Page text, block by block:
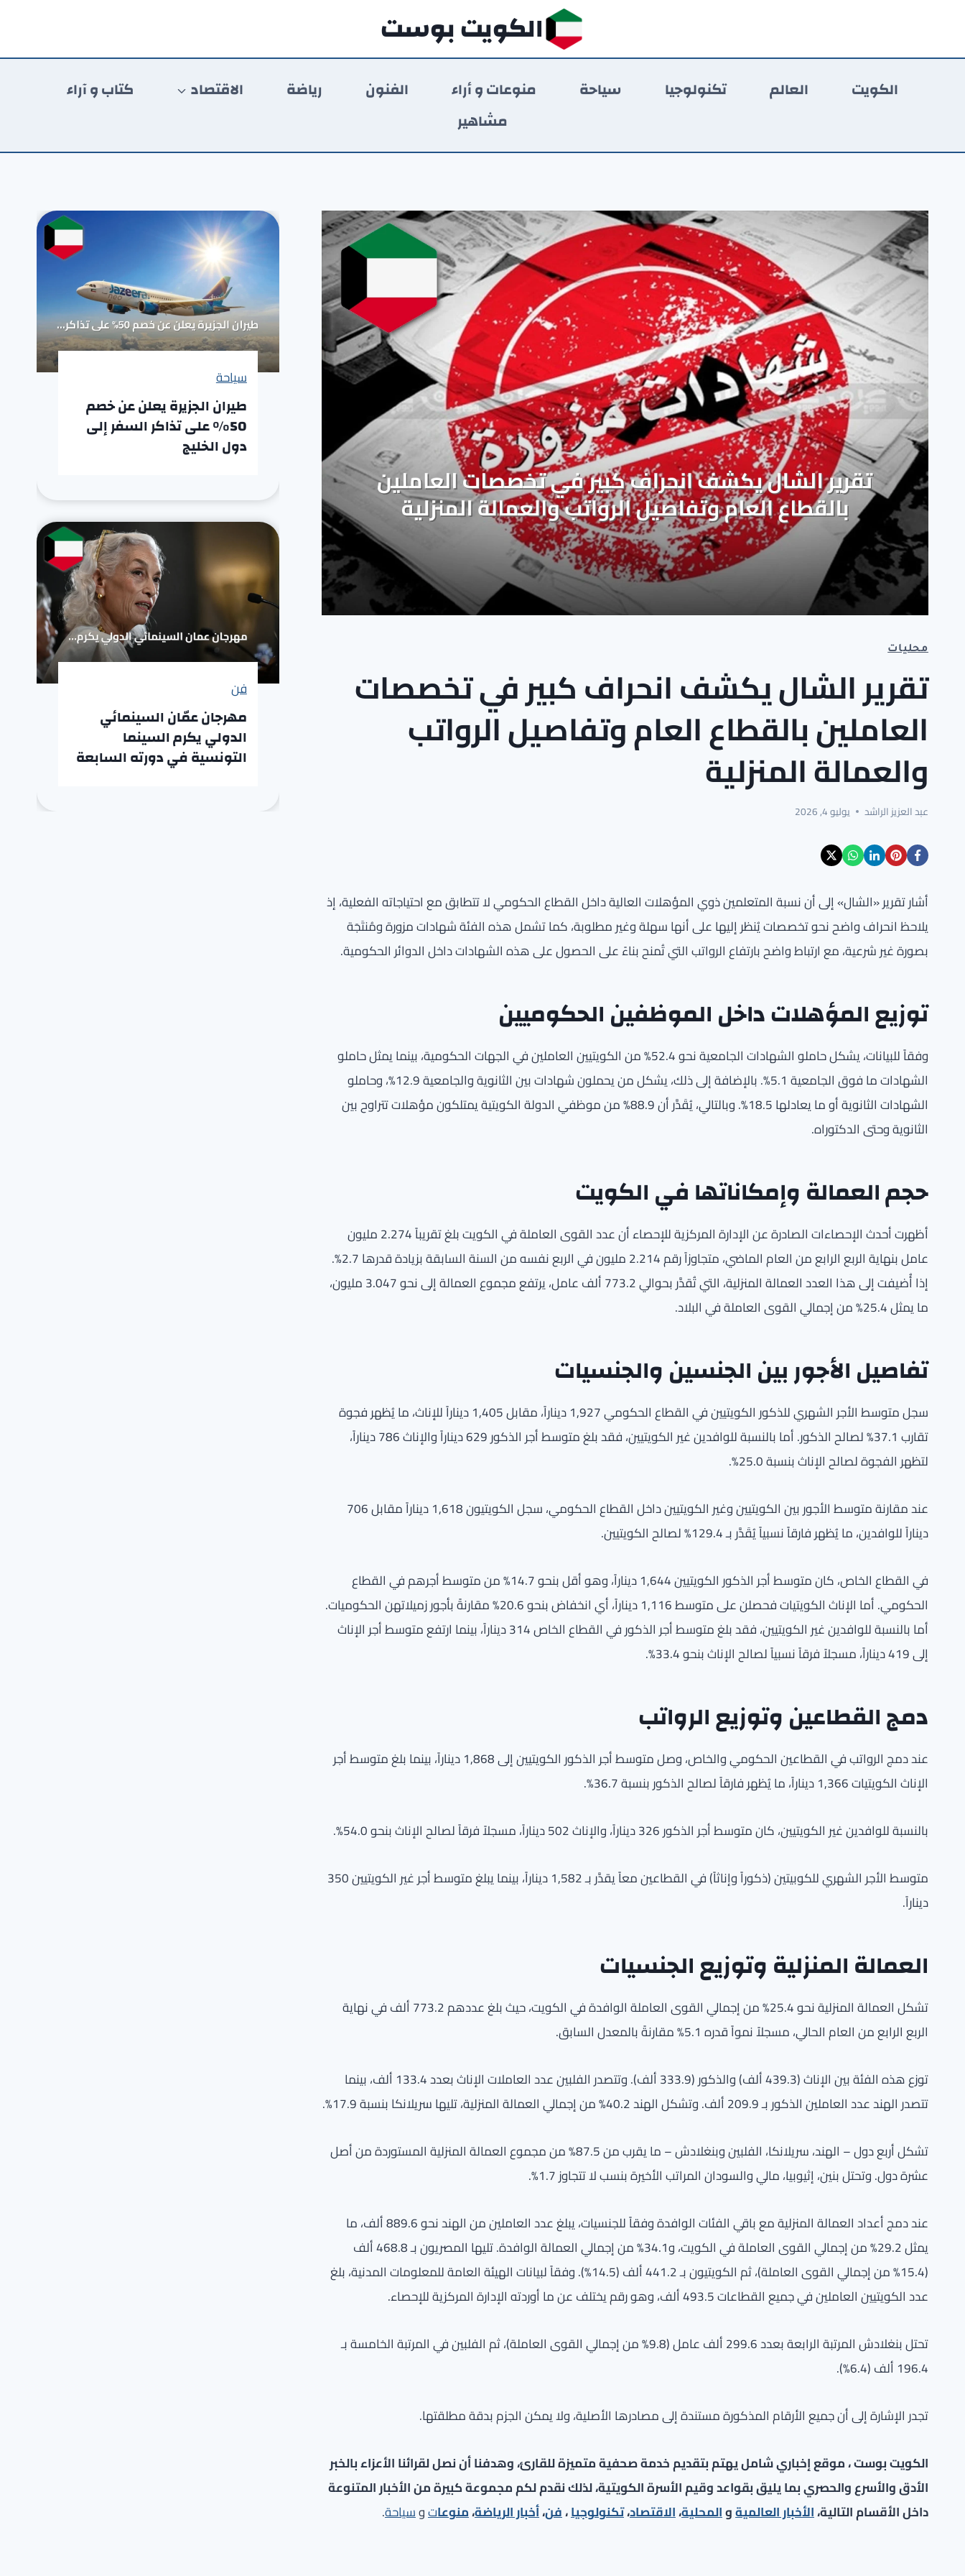
المحتوى
الكويت بوست
الكويت العالم تكنولوجيا سياحة منوعات و أراء الفنون رياضة الاقتصاد
كتاب و آراء
مشاهير
محليات
تقرير الشال يكشف انحراف كبير في تخصصات
العاملين بالقطاع العام وتفاصيل الرواتب
والعمالة المنزلية
عبد العزيز الراشد يوليو 4, 2026
أشار تقرير «الشال» إلى أن نسبة المتعلمين ذوي المؤهلات العالية داخل القطاع الحكومي لا تتطابق مع احتياجاته الفعلية، إذ
يلاحظ انحراف واضح نحو تخصصات يُنظر إليها على أنها سهلة وغير مطلوبة، كما تشمل هذه الفئة شهادات مزورة ومُنتَجَة
بصورة غير شرعية، مع ارتباط واضح بارتفاع الرواتب التي تُمنح بناءً على الحصول على هذه الشهادات داخل الدوائر الحكومية.
توزيع المؤهلات داخل الموظفين الحكوميين
وفقاً للبيانات، يشكل حاملو الشهادات الجامعية نحو 52.4% من الكويتيين العاملين في الجهات الحكومية، بينما يمثل حاملو
الشهادات ما فوق الجامعية 5.1%. بالإضافة إلى ذلك، يشكل من يحملون شهادات بين الثانوية والجامعية 12.9%، وحاملو
الشهادات الثانوية أو ما يعادلها 18.5%. وبالتالي، يُقَدَّر أن 88.9% من موظفي الدولة الكويتية يمتلكون مؤهلات تتراوح بين
الثانوية وحتى الدكتوراه.
حجم العمالة وإمكاناتها في الكويت
أظهرت أحدث الإحصاءات الصادرة عن الإدارة المركزية للإحصاء أن عدد القوى العاملة في الكويت بلغ تقريباً 2.274 مليون
عامل بنهاية الربع الرابع من العام الماضي، متجاوزاً رقم 2.214 مليون في الربع نفسه من السنة السابقة بزيادة قدرها 2.7%.
إذا أُضيفت إلى هذا العدد العمالة المنزلية، التي تُقدَّر بحوالي 773.2 ألف عامل، يرتفع مجموع العمالة إلى نحو 3.047 مليون،
ما يمثل 25.4% من إجمالي القوى العاملة في البلاد.
تفاصيل الأجور بين الجنسين والجنسيات
سجل متوسط الأجر الشهري للذكور الكويتيين في القطاع الحكومي 1,927 ديناراً، مقابل 1,405 ديناراً للإناث، ما يُظهر فجوة
تقارب 37.1% لصالح الذكور. أما بالنسبة للوافدين غير الكويتيين، فقد بلغ متوسط أجر الذكور 629 ديناراً والإناث 786 ديناراً،
لتظهر الفجوة لصالح الإناث بنسبة 25.0%.
عند مقارنة متوسط الأجور بين الكويتيين وغير الكويتيين داخل القطاع الحكومي، سجل الكويتيون 1,618 ديناراً مقابل 706
ديناراً للوافدين، ما يُظهر فارقاً نسبياً يُقَدَّر بـ 129.4% لصالح الكويتيين.
في القطاع الخاص، كان متوسط أجر الذكور الكويتيين 1,644 ديناراً، وهو أقل بنحو 14.7% من متوسط أجرهم في القطاع
الحكومي. أما الإناث الكويتيات فحصلن على متوسط 1,116 ديناراً، أي انخفاض بنحو 20.6% مقارنةً بأجور زميلاتهن الحكوميات.
أما بالنسبة للوافدين غير الكويتيين، فقد بلغ متوسط أجر الذكور في القطاع الخاص 314 ديناراً، بينما ارتفع متوسط أجر الإناث
إلى 419 ديناراً، مسجلاً فرقاً نسبياً لصالح الإناث بنحو 33.4%.
دمج القطاعين وتوزيع الرواتب
عند دمج الرواتب في القطاعين الحكومي والخاص، وصل متوسط أجر الذكور الكويتيين إلى 1,868 ديناراً، بينما بلغ متوسط أجر
الإناث الكويتيات 1,366 ديناراً، ما يُظهر فارقاً لصالح الذكور بنسبة 36.7%.
بالنسبة للوافدين غير الكويتيين، كان متوسط أجر الذكور 326 ديناراً، والإناث 502 ديناراً، مسجلاً فرقاً لصالح الإناث بنحو 54.0%.
متوسط الأجر الشهري للكوبيتين (ذكوراً وإناثاً) في القطاعين معاً يقدَّر بـ 1,582 ديناراً، بينما يبلغ متوسط أجر غير الكويتيين 350
ديناراً.
العمالة المنزلية وتوزيع الجنسيات
تشكل العمالة المنزلية نحو 25.4% من إجمالي القوى العاملة الوافدة في الكويت، حيث بلغ عددهم 773.2 ألف في نهاية
الربع الرابع من العام الحالي، مسجلاً نمواً قدره 5.1% مقارنةً بالمعدل السابق.
توزع هذه الفئة بين الإناث (439.3 ألف) والذكور (333.9 ألف). وتتصدر الفلبين عدد العاملات الإناث بعدد 133.4 ألف، بينما
تتصدر الهند عدد العاملين الذكور بـ 209.9 ألف. وتشكل الهند 40.2% من إجمالي العمالة المنزلية، تليها سريلانكا بنسبة 17.9%.
تشكل أربع دول – الهند، سريلانكا، الفلبين وبنغلادش – ما يقرب من 87.5% من مجموع العمالة المنزلية المستوردة من أصل
عشرة دول. وتحتل بنين، إثيوبيا، مالي والسودان المراتب الأخيرة بنسب لا تتجاوز 1.7%.
عند دمج أعداد العمالة المنزلية مع باقي الفئات الوافدة وفقاً للجنسيات، يبلغ عدد العاملين من الهند نحو 889.6 ألف، ما
يمثل 29.2% من إجمالي القوى العاملة في الكويت، و34.1% من إجمالي العمالة الوافدة. تليها المصريون بـ 468.8 ألف
(15.4% من إجمالي القوى العاملة)، ثم الكويتيون بـ 441.2 ألف (14.5%). وفقاً لبيانات الهيئة العامة للمعلومات المدنية، بلغ
عدد الكويتيين العاملين في جميع القطاعات 493.5 ألف، وهو رقم يختلف عن ما أوردته الإدارة المركزية للإحصاء.
تحتل بنغلادش المرتبة الرابعة بعدد 299.6 ألف عامل (9.8% من إجمالي القوى العاملة)، ثم الفلبين في المرتبة الخامسة بـ
196.4 ألف (6.4%).
تجدر الإشارة إلى أن جميع الأرقام المذكورة مستندة إلى مصادرها الأصلية، ولا يمكن الجزم بدقة مطلقتها.
الكويت بوست ، موقع إخباري شامل يهتم بتقديم خدمة صحفية متميزة للقارئ، وهدفنا أن نصل لقرائنا الأعزاء بالخبر
الأدق والأسرع والحصري بما يليق بقواعد وقيم الأسرة الكويتية، لذلك نقدم لكم مجموعة كبيرة من الأخبار المتنوعة
داخل الأقسام التالية،الأخبار العالميةوالمحلية،الاقتصاد،تكنولوجيا،فن،أخبار الرياضة،منوعاتوسياحة.
سياحة
طيران الجزيرة يعلن عن خصم
50% على تذاكر السفر إلى
دول الخليج
فن
مهرجان عمّان السينمائي
الدولي يكرم السينما
التونسية في دورته السابعة